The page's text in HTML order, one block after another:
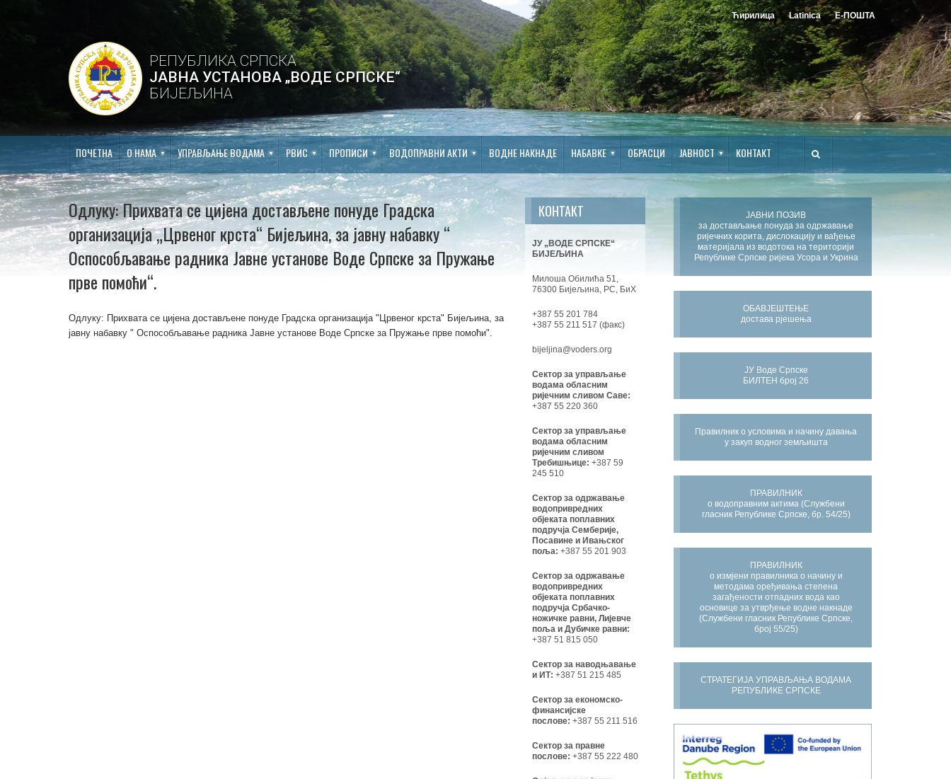
Ћирилица Latinica Е-ПОШТА
РЕПУБЛИКА СРПСКА
ЈАВНА УСТАНОВА „ВОДЕ СРПСКЕ“
БИЈЕЉИНА
ПОЧЕТНА О НАМА УПРАВЉАЊЕ ВОДАМА РВИС ПРОПИСИ ВОДОПРАВНИ АКТИ ВОДНЕ НАКНАДЕ НАБАВКЕ ОБРАСЦИ ЈАВНОСТ КОНТАКТ
Одлуку: Прихвата се цијена достављене понуде Градска
организација „Црвеног крста“ Бијељина, за јавну набавку “
Оспособљавање радника Јавне установе Воде Српске за Пружање
прве помоћи“.
Одлуку: Прихвата се цијена достављене понуде Градска организација "Црвеног крста" Бијељина, за
јавну набавку " Оспособљавање радника Јавне установе Воде Српске за Пружање прве помоћи".
ЈАВНИ ПОЗИВ
за достављање понуда за одржавање
ријечних корита, дислокацију и вађење
материјала из водотока на територији
Републике Српске ријека Усора и Укрина
ОБАВЈЕШТЕЊЕ
достава рјешења
ЈУ Воде Српске
БИЛТЕН број 26
Правилник о условима и начину давања
у закуп водног земљишта
ПРАВИЛНИК
о водоправним актима (Службени
гласник Републике Српске, бр. 54/25)
ПРАВИЛНИК
о измјени правилника о начину и
методама оређивања степена
загађености отпадних вода као
основице за утврђење водне накнаде
(Службени гласник Републике Српске,
број 55/25)
СТРАТЕГИЈА УПРАВЉАЊА ВОДАМА
РЕПУБЛИКЕ СРПСКЕ
КОНТАКТ
ЈУ „ВОДЕ СРПСКЕ“
БИЈЕЉИНА
Милоша Обилића 51,
76300 Бијељина, РС, БиХ
+387 55 201 784
+387 55 211 517 (факс)
bijeljina@voders.org
Сектор за управљање
водама обласним
ријечним сливом Саве:
+387 55 220 360
Сектор за управљање
водама обласним
ријечним сливом
Требишњице: +387 59
245 510
Сектор за одржавање
водопривредних
објеката поплавних
подручја Семберије,
Посавине и Ивањског
поља: +387 55 201 903
Сектор за одржавање
водопривредних
објеката поплавних
подручја Србачко-
ножичке равни, Лијевче
поља и Дубичке равни:
+387 51 815 050
Сектор за наводњавање
и ИТ: +387 51 215 485
Сектор за економско-
финансијске
послове: +387 55 211 516
Сектор за правне
послове: +387 55 222 480